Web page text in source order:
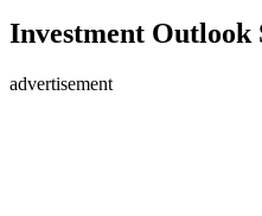
Investment Outlook
advertisement